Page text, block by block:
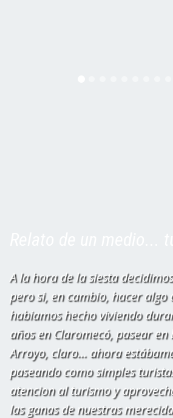
A la hora de la siesta
pero si, en cambio, hacer algo
habiamos hecho viviendo
años en Claromecó, pasear
Arroyo, claro... ahora
paseando como simples
atencion al turismo y
las ganas de nuestras